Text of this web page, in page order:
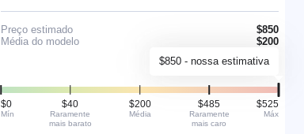
Preço estimado
$850
Média do modelo
$200
$850 - nossa estimativa
$0
Mín
$40
Raramente
mais barato
$200
Média
$485
Raramente
mais caro
$525
Máx